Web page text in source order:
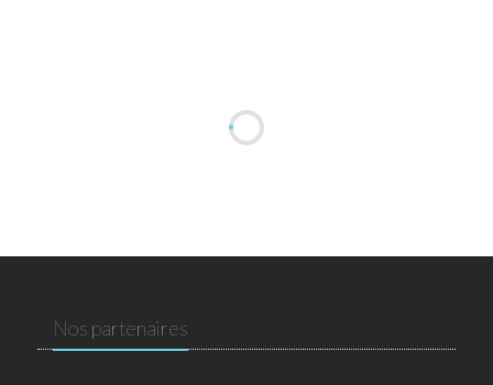
Nos partenaires